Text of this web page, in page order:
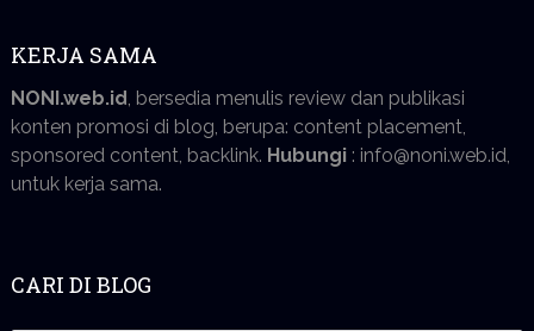
KERJA SAMA
NONI.web.id, bersedia menulis review dan publikasi
konten promosi di blog, berupa: content placement,
sponsored content, backlink. Hubungi: info@noni.web.id,
untuk kerja sama.
CARI DI BLOG